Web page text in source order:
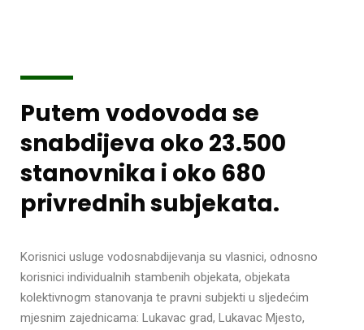
Putem vodovoda se
snabdijeva oko 23.500
stanovnika i oko 680
privrednih subjekata.
Korisnici usluge vodosnabdijevanja su vlasnici, odnosno
korisnici individualnih stambenih objekata, objekata
kolektivnogm stanovanja te pravni subjekti u sljedećim
mjesnim zajednicama: Lukavac grad, Lukavac Mjesto,